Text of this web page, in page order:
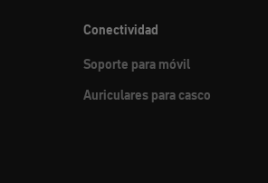
Conectividad
Soporte para móvil
Auriculares para casco